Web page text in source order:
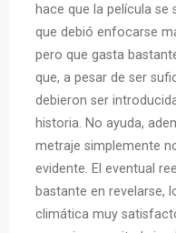
hace que la película
que debió enfocarse
pero que gasta
que, a pesar de ser
debieron ser
historia. No ayuda,
metraje simplemente
evidente. El eventual
bastante en revelarse,
climática muy